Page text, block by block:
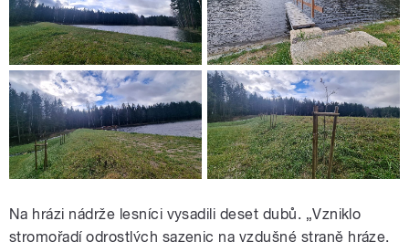
Na hrázi nádrže lesníci vysadili deset dubů. „Vzniklo
stromořadí odrostlých sazenic na vzdušné straně hráze.